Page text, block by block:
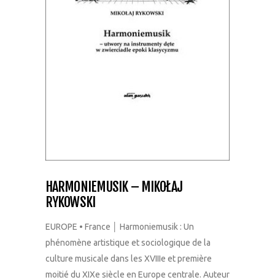
HARMONIEMUSIK – MIKOŁAJ
RYKOWSKI
EUROPE • France │ Harmoniemusik : Un
phénomène artistique et sociologique de la
culture musicale dans les XVIIIe et première
moitié du XIXe siècle en Europe centrale. Auteur